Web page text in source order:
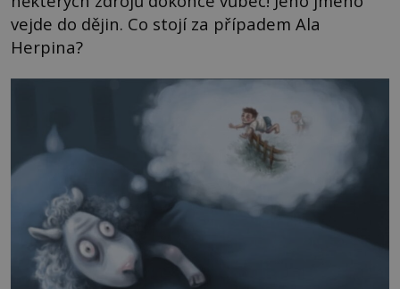
vejde do dějin. Co stojí za případem Ala
Herpina?